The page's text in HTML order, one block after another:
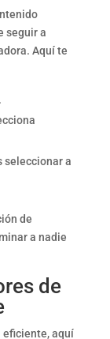
seguir a
Aquí te
seleccionar a
de
a nadie
de
eficiente, aquí